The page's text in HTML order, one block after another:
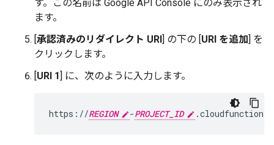
す。この名前は Google API Console にのみ表示され
ます。
承認済みのリダイレクト URI ] の下の [ URI を追加 ] を
クリックします。
URI 1 ] に、次のように入力します。
https://REGION -PROJECT_ID